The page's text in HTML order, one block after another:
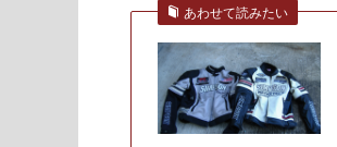
あわせて読みたい